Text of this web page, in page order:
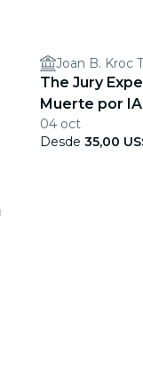
Joan B. Kroc
The Jury
Muerte por IA
04 oct
Desde 35,00